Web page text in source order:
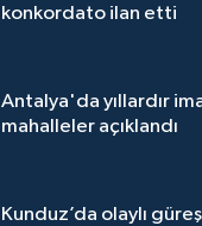
konkordato ilan etti
Antalya'da yıllardır
mahalleler açıklandı
Kunduz’da olaylı